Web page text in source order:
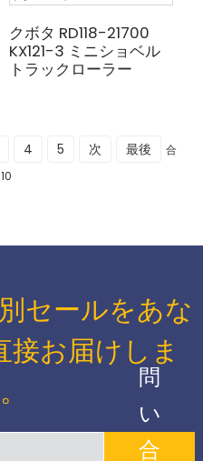
クボタ RD118-21700
KX121-3 ミニショベル
トラックローラー
4 5 次 最後
合
セールをあな
接お届けしま
問
い
合